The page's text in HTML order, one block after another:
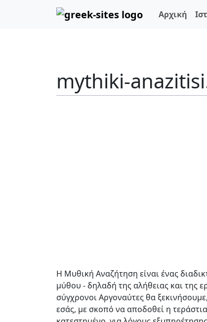
Αρχική
mythiki-
Η Μυθική Αναζήτηση είναι ένας
μύθου - δηλαδή της αλήθειας και της
σύγχρονοι Αργοναύτες θα
εσάς, με σκοπό να αποδοθεί η